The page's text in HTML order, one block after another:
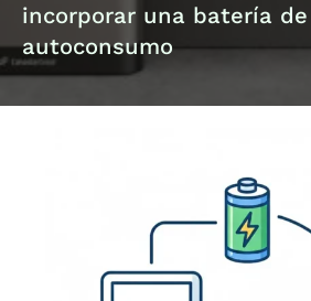
incorporar una batería
autoconsumo